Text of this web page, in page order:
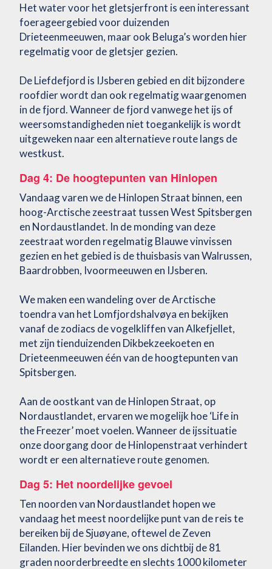
Het water voor het gletsjerfront is een interessant
foerageergebied voor duizenden
Drieteenmeeuwen, maar ook Beluga’s worden hier
regelmatig voor de gletsjer gezien.
De Liefdefjord is IJsberen gebied en dit bijzondere
roofdier wordt dan ook regelmatig waargenomen
in de fjord. Wanneer de fjord vanwege het ijs of
weersomstandigheden niet toegankelijk is wordt
uitgeweken naar een alternatieve route langs de
westkust.
Dag 4: De hoogtepunten van Hinlopen
Vandaag varen we de Hinlopen Straat binnen, een
hoog-Arctische zeestraat tussen West Spitsbergen
en Nordaustlandet. In de monding van deze
zeestraat worden regelmatig Blauwe vinvissen
gezien en het gebied is de thuisbasis van Walrussen,
Baardrobben, Ivoormeeuwen en IJsberen.
We maken een wandeling over de Arctische
toendra van het Lomfjordshalvøya en bekijken
vanaf de zodiacs de vogelkliffen van Alkefjellet,
met zijn tienduizenden Dikbekzeekoeten en
Drieteenmeeuwen één van de hoogtepunten van
Spitsbergen.
Aan de oostkant van de Hinlopen Straat, op
Nordaustlandet, ervaren we mogelijk hoe ‘Life in
the Freezer’ moet voelen. Wanneer de ijssituatie
onze doorgang door de Hinlopenstraat verhindert
wordt er een alternatieve route genomen.
Dag 5: Het noordelijke gevoel
Ten noorden van Nordaustlandet hopen we
vandaag het meest noordelijke punt van de reis te
bereiken bij de Sjuøyane, oftewel de Zeven
Eilanden. Hier bevinden we ons dichtbij de 81
graden noorderbreedte en slechts 1000 kilometer